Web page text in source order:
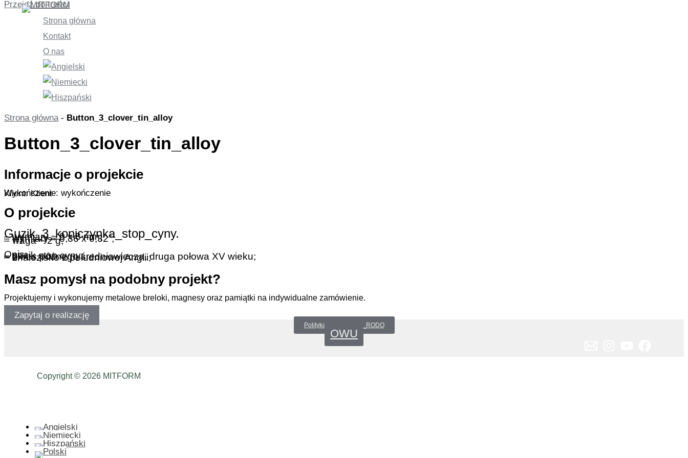
Przejdź do treści
Strona główna
Kontakt
O nas
Strona główna- Button_3_clover_tin_alloy
Button_3_clover_tin_alloy
Informacje o projekcie
Wykończenie: wykończenie
Klient: Klient
O projekcie
Guzik_3_koniczynka_stop_cyny.
– wymiary ~ 9 x 8 mm;
– wymiary ~ 0,36 x 0,32”;
– waga ~ 2 g;
Opis:
– guzik stop cyny;
– okres późnego średniowiecza, druga połowa XV wieku;
– znalezisko z południowej Anglii;
Masz pomysł na podobny projekt?
Projektujemy i wykonujemy metalowe breloki, magnesy oraz pamiątki na indywidualne zamówienie.
Zapytaj o realizację
Polityka prywatności _RODO
OWU
Copyright © 2026 MITFORM